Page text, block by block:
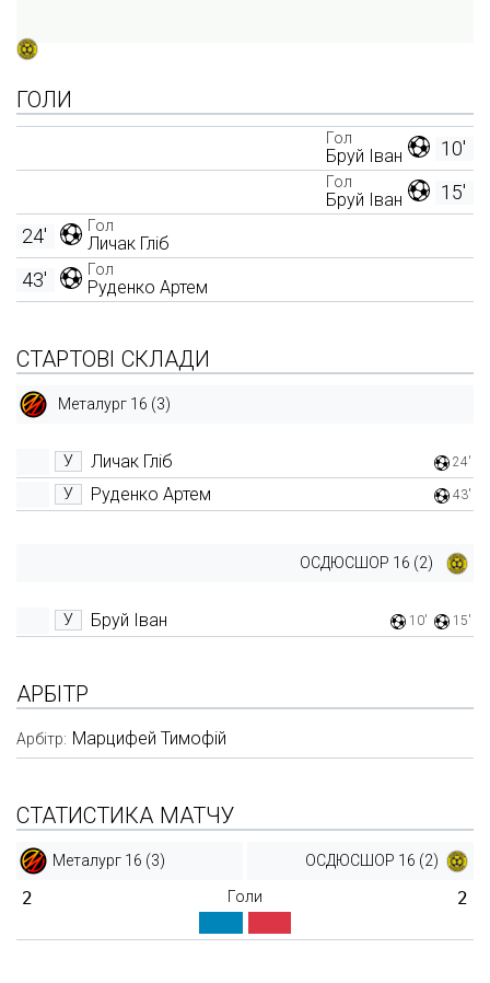
ГОЛИ
10'
Гол
Бруй Іван
15'
Гол
Бруй Іван
Гол
Личак Гліб
24'
Гол
Руденко Артем
43'
СТАРТОВІ СКЛАДИ
Металург 16 (3)
У Личак Гліб 24'
У Руденко Артем 43'
ОСДЮСШОР 16 (2)
У Бруй Іван 10' 15'
АРБІТР
Арбітр: Марцифей Тимофій
СТАТИСТИКА МАТЧУ
Металург 16 (3) ОСДЮСШОР 16 (2)
2 Голи 2